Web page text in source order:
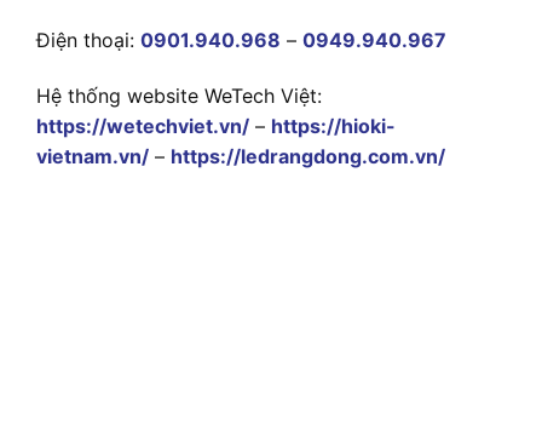
Điện thoại: 0901.940.968 – 0949.940.967
Hệ thống website WeTech Việt:
https://wetechviet.vn/ – https://hioki-
vietnam.vn/ – https://ledrangdong.com.vn/